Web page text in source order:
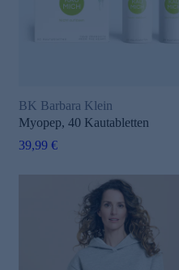
BK Barbara Klein
Myopep, 40 Kautabletten
39,99 €